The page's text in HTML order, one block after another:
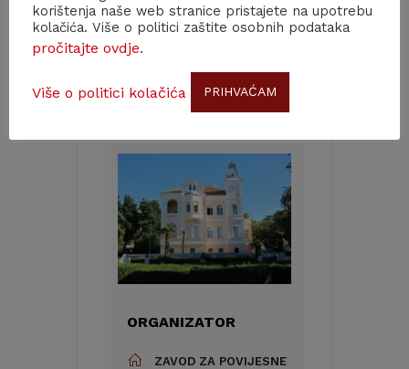
Skup
ORGANIZATOR
ZAVOD ZA POVIJESNE
korištenja naše web stranice pristajete na upotrebu
kolačića. Više o politici zaštite osobnih podataka
pročitajte ovdje.
Više o politici kolačića PRIHVAĆAM